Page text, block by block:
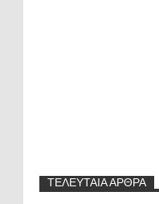
ΤΕΛΕΥΤΑΙΑ ΑΡΘΡΑ